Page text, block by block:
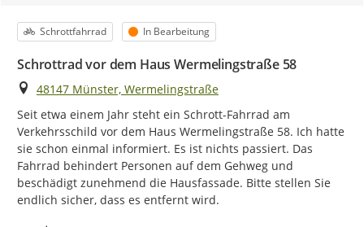
Kategorie
Schrottfahrrad Status
In Bearbeitung
Schrottrad vor dem Haus Wermelingstraße 58
Ort
48147 Münster, Wermelingstraße
Seit etwa einem Jahr steht ein Schrott-Fahrrad am
Verkehrsschild vor dem Haus Wermelingstraße 58. Ich hatte
sie schon einmal informiert. Es ist nichts passiert. Das
Fahrrad behindert Personen auf dem Gehweg und
beschädigt zunehmend die Hausfassade. Bitte stellen Sie
endlich sicher, dass es entfernt wird.